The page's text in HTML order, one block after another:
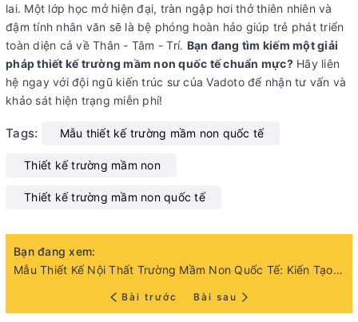
lai. Một lớp học mở hiện đại, tràn ngập hơi thở thiên nhiên và
đậm tính nhân văn sẽ là bệ phóng hoàn hảo giúp trẻ phát triển
toàn diện cả về Thân - Tâm - Trí. Bạn đang tìm kiếm một giải
pháp thiết kế trường mầm non quốc tế chuẩn mực?Hãy liên
hệ ngay với đội ngũ kiến trúc sư của Vadoto để nhận tư vấn và
khảo sát hiện trạng miễn phí!
Tags: Mẫu thiết kế trường mầm non quốc tế
Thiết kế trường mầm non
Thiết kế trường mầm non quốc tế
Bạn đang xem:
Mẫu Thiết Kế Nội Thất Trường Mầm Non Quốc Tế: Kiến Tạo Không Gian Mở Đầy Cảm Hứng
Bài trước Bài sau